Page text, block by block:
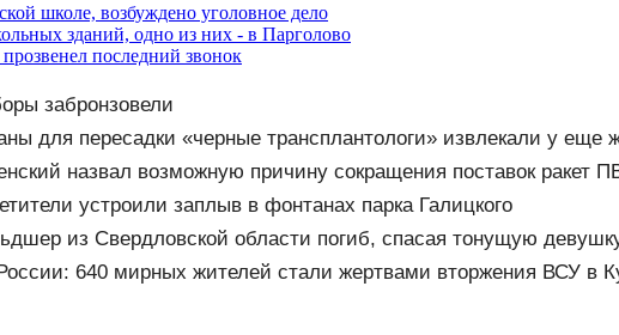
школе, возбуждено уголовное дело
зданий, одно из них - в Парголово
последний звонок
забронзовели
для пересадки «черные трансплантологи» извлекали у еще
назвал возможную причину сокращения поставок ракет
устроили заплыв в фонтанах парка Галицкого
из Свердловской области погиб, спасая тонущую
640 мирных жителей стали жертвами вторжения ВСУ в